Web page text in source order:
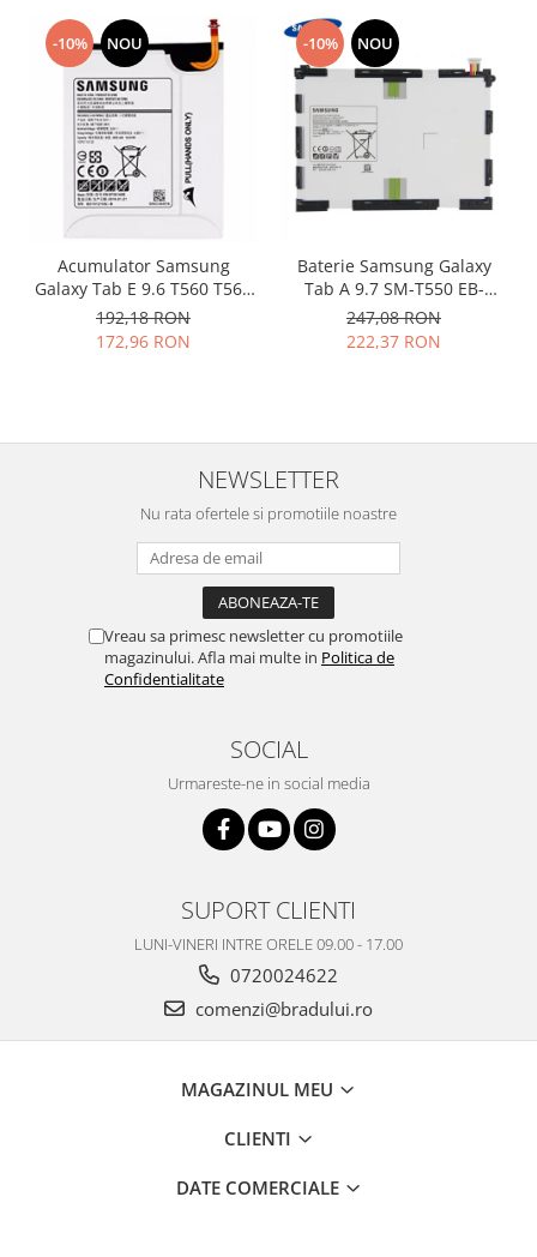
Rama mijloc telefon
Allview
Huawei
Samsung
Vodafone
Xiaomi
Touchscreen
-10% NOU
Acumulator Samsung
Galaxy Tab E 9.6 T560 T561
EB-BT561ABE original
192,18 RON
172,96 RON
-10% NOU
Baterie Samsung Galaxy
Tab A 9.7 SM-T550 EB-
BT550ABE originala
247,08 RON
222,37 RON
NEWSLETTER
Nu rata ofertele si promotiile noastre
Vreau sa primesc newsletter cu promotiile
magazinului. Afla mai multe in Politica de
Confidentialitate
SOCIAL
Urmareste-ne in social media
SUPORT CLIENTI
LUNI-VINERI INTRE ORELE 09.00 - 17.00
0720024622
comenzi@bradului.ro
MAGAZINUL MEU
CLIENTI
DATE COMERCIALE